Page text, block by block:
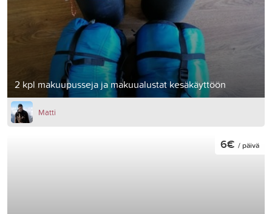
2 kpl makuupusseja ja makuualustat kesäkäyttöön
Matti
6€ / päivä